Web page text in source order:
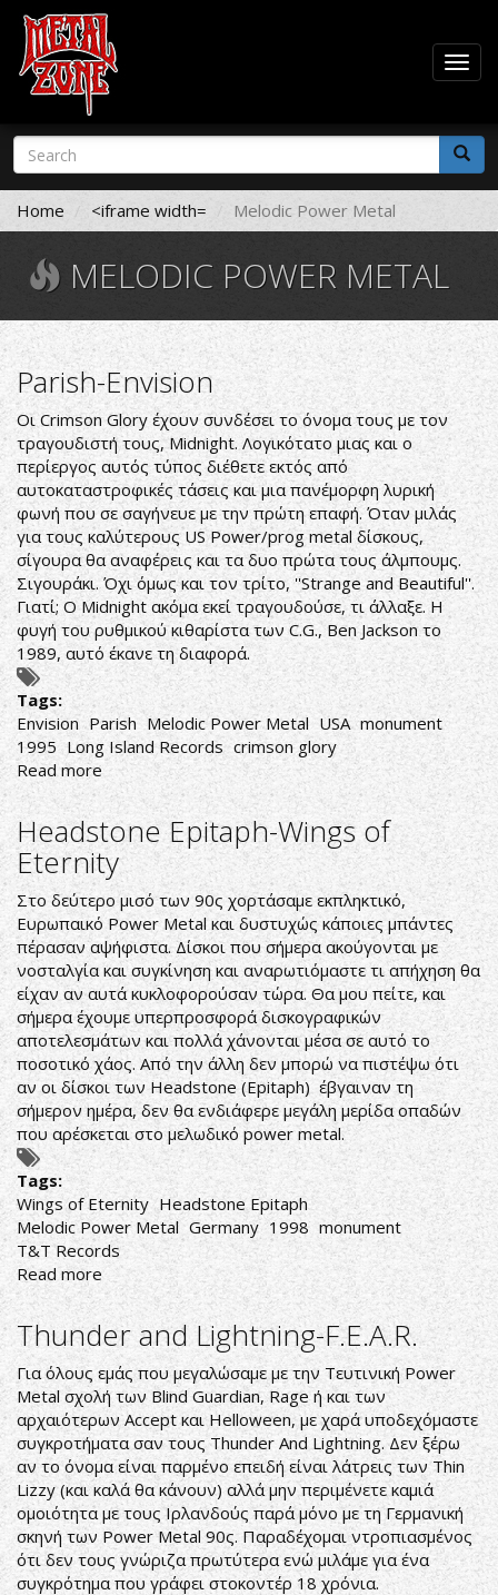
Skip
main
content
Search
form
Search
Home <iframe width= Melodic Power Metal
MELODIC POWER METAL
Parish-Envision
Οι Crimson Glory έχουν συνδέσει το όνομα τους με τον
τραγουδιστή τους, Midnight. Λογικότατο μιας και ο
περίεργος αυτός τύπος διέθετε εκτός από
αυτοκαταστροφικές τάσεις και μια πανέμορφη λυρική
φωνή που σε σαγήνευε με την πρώτη επαφή. Όταν μιλάς
για τους καλύτερους US Power/prog metal δίσκους,
σίγουρα θα αναφέρεις και τα δυο πρώτα τους άλμπουμς.
Σιγουράκι. Όχι όμως και τον τρίτο, ''Strange and Beautiful''.
Γιατί; Ο Midnight ακόμα εκεί τραγουδούσε, τι άλλαξε. Η
φυγή του ρυθμικού κιθαρίστα των C.G., Ben Jackson το
1989, αυτό έκανε τη διαφορά.
Tags:
Envision Parish Melodic Power Metal USA monument
1995 Long Island Records crimson glory
Read more about
Parish-
Envision
Headstone Epitaph-Wings of
Eternity
Στο δεύτερο μισό των 90ς χορτάσαμε εκπληκτικό,
Ευρωπαικό Power Metal και δυστυχώς κάποιες μπάντες
πέρασαν αψήφιστα. Δίσκοι που σήμερα ακούγονται με
νοσταλγία και συγκίνηση και αναρωτιόμαστε τι απήχηση θα
είχαν αν αυτά κυκλοφορούσαν τώρα. Θα μου πείτε, και
σήμερα έχουμε υπερπροσφορά δισκογραφικών
αποτελεσμάτων και πολλά χάνονται μέσα σε αυτό το
ποσοτικό χάος. Από την άλλη δεν μπορώ να πιστέψω ότι
αν οι δίσκοι των Headstone (Epitaph) έβγαιναν τη
σήμερον ημέρα, δεν θα ενδιάφερε μεγάλη μερίδα οπαδών
που αρέσκεται στο μελωδικό power metal.
Tags:
Wings of Eternity Headstone Epitaph
Melodic Power Metal Germany 1998 monument
T&T Records
Read more about
Headstone
Epitaph-
Wings
of
Eternity
Thunder and Lightning-F.E.A.R.
Για όλους εμάς που μεγαλώσαμε με την Τευτινική Power
Metal σχολή των Blind Guardian, Rage ή και των
αρχαιότερων Accept και Helloween, με χαρά υποδεχόμαστε
συγκροτήματα σαν τους Thunder And Lightning. Δεν ξέρω
αν το όνομα είναι παρμένο επειδή είναι λάτρεις των Thin
Lizzy (και καλά θα κάνουν) αλλά μην περιμένετε καμιά
ομοιότητα με τους Ιρλανδούς παρά μόνο με τη Γερμανική
σκηνή των Power Metal 90ς. Παραδέχομαι ντροπιασμένος
ότι δεν τους γνώριζα πρωτύτερα ενώ μιλάμε για ένα
συγκρότημα που γράφει στοκοντέρ 18 χρόνια.